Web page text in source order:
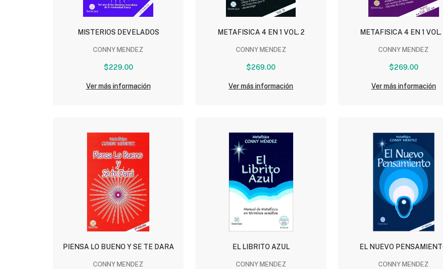
MISTERIOS DEVELADOS
CONNY MENDEZ
$229.00
Ver más información
METAFISICA 4 EN 1 VOL. 2
CONNY MENDEZ
$269.00
Ver más información
METAFISICA 4 EN 1 VOL.
CONNY MENDEZ
$269.00
Ver más información
PIENSA LO BUENO Y SE TE DARA
CONNY MENDEZ
EL LIBRITO AZUL
CONNY MENDEZ
EL NUEVO
CONNY MENDEZ